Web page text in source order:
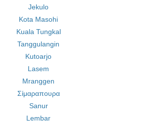
Jekulo
Kota Masohi
Kuala Tungkal
Tanggulangin
Kutoarjo
Lasem
Mranggen
Σίμαραπουρα
Sanur
Lembar